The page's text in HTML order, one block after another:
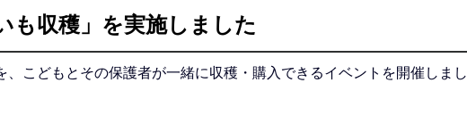
も収穫」を実施しました
こどもとその保護者が一緒に収穫・購入できるイベントを開催しまし